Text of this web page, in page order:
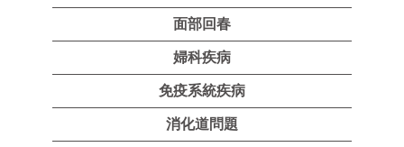
面部回春
婦科疾病
免疫系統疾病
消化道問題